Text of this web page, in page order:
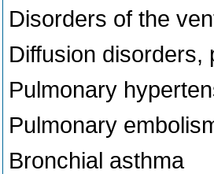
Disorders of the
Diffusion disorders,
Pulmonary
Pulmonary
Bronchial asthma